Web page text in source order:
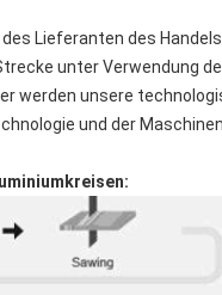
Lieferanten des
unter Verwendung
werden unsere
und der